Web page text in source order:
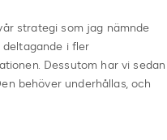
strategi som jag nämnde
i fler
Dessutom har vi sedan
behöver underhållas, och